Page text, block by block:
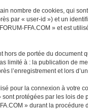
nombre de cookies, qui
par « user-id ») et un
FFA.COM » et est
de portée du document
limité à : la publication de
l’enregistrement et lors
pour la connexion à votre
protégées par les lois
» durant la procédure